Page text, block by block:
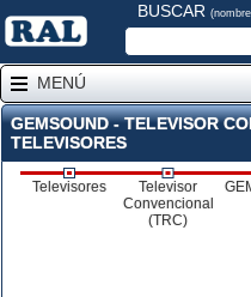
BUSCAR
MENÚ
GEMSOUND - TELEVISOR
TELEVISORES
Televisores
Televisor
Convencional
(TRC)